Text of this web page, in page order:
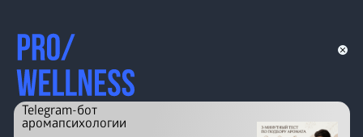
Telegram-бот
аромапсихологии